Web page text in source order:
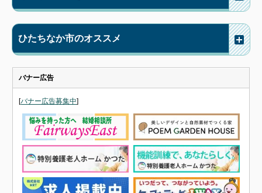
ひたちなか市のオススメ
バナー広告
[バナー広告募集中]